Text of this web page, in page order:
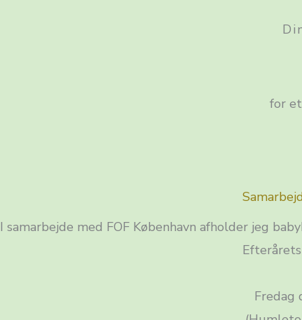
for
I samarbejde med FOF København afholder jeg
Fredag